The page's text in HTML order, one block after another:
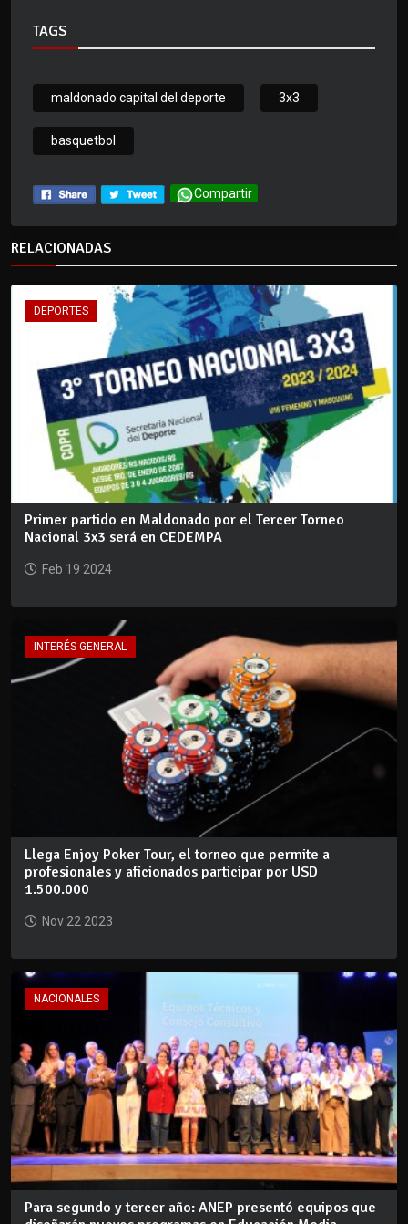
TAGS
maldonado capital del deporte 3x3
basquetbol
Compartir
RELACIONADAS
DEPORTES
Primer partido en Maldonado por el Tercer Torneo
Nacional 3x3 será en CEDEMPA
Feb 19 2024
INTERÉS GENERAL
Llega Enjoy Poker Tour, el torneo que permite a
profesionales y aficionados participar por USD
1.500.000
Nov 22 2023
NACIONALES
Para segundo y tercer año: ANEP presentó equipos que